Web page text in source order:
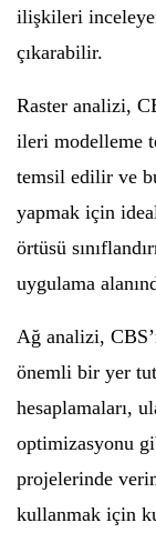
ilişkileri
çıkarabilir.
Raster analizi,
ileri modelleme
temsil edilir ve
yapmak için
örtüsü
uygulama
Ağ analizi,
önemli bir yer
hesaplamaları,
optimizasyonu
projelerinde
kullanmak için